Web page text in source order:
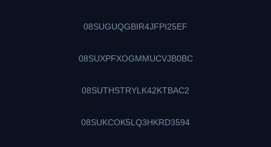
08SUGUQGBIR4JFPI25EF
08SUXPFXOGMMUCVJB0BC
08SUTHSTRYLK42KTBAC2
08SUKCOK5LQ3HKRD3594